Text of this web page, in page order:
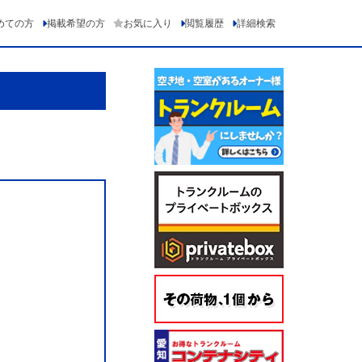
ての方 掲載希望の方 お気に入り 閲覧履歴 詳細検索